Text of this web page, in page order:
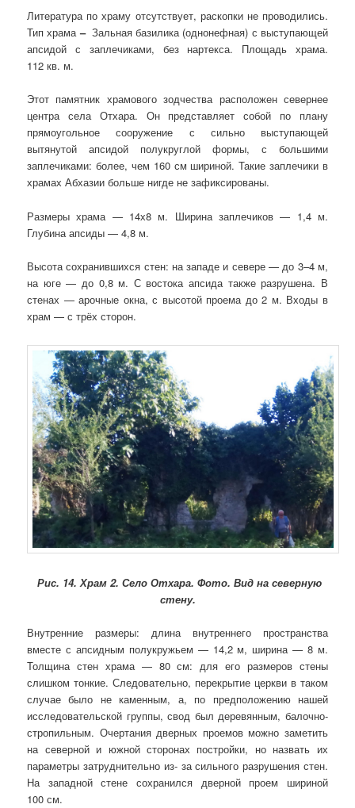
Литература по храму отсутствует, раскопки не проводились.
Тип храма– Зальная базилика (однонефная) с выступающей
апсидой с заплечиками, без нартекса. Площадь храма.
112 кв. м.
Этот памятник храмового зодчества расположен севернее
центра села Отхара. Он представляет собой по плану
прямоугольное сооружение с сильно выступающей
вытянутой апсидой полукруглой формы, с большими
заплечиками: более, чем 160 см шириной. Такие заплечики в
храмах Абхазии больше нигде не зафиксированы.
Размеры храма — 14х8 м. Ширина заплечиков — 1,4 м.
Глубина апсиды — 4,8 м.
Высота сохранившихся стен: на западе и севере — до 3–4 м,
на юге — до 0,8 м. С востока апсида также разрушена. В
стенах — арочные окна, с высотой проема до 2 м. Входы в
храм — с трёх сторон.
Рис. 14.Храм 2. Село Отхара. Фото. Вид на северную
стену.
Внутренние размеры: длина внутреннего пространства
вместе с апсидным полукружьем — 14,2 м, ширина — 8 м.
Толщина стен храма — 80 см: для его размеров стены
слишком тонкие. Следовательно, перекрытие церкви в таком
случае было не каменным, а, по предположению нашей
исследовательской группы, свод был деревянным, балочно-
стропильным. Очертания дверных проемов можно заметить
на северной и южной сторонах постройки, но назвать их
параметры затруднительно из- за сильного разрушения стен.
На западной стене сохранился дверной проем шириной
100 см.